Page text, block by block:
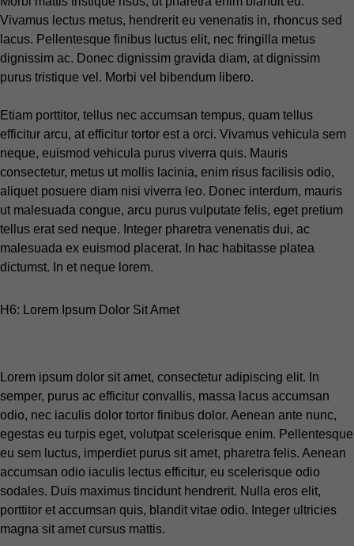
Vivamus lectus metus, hendrerit eu venenatis in, rhoncus sed
lacus. Pellentesque finibus luctus elit, nec fringilla metus
dignissim ac. Donec dignissim gravida diam, at dignissim
purus tristique vel. Morbi vel bibendum libero.
Etiam porttitor, tellus nec accumsan tempus, quam tellus
efficitur arcu, at efficitur tortor est a orci. Vivamus vehicula sem
neque, euismod vehicula purus viverra quis. Mauris
consectetur, metus ut mollis lacinia, enim risus facilisis odio,
aliquet posuere diam nisi viverra leo. Donec interdum, mauris
ut malesuada congue, arcu purus vulputate felis, eget pretium
tellus erat sed neque. Integer pharetra venenatis dui, ac
malesuada ex euismod placerat. In hac habitasse platea
dictumst. In et neque lorem.
H6: Lorem Ipsum Dolor Sit Amet
Lorem ipsum dolor sit amet, consectetur adipiscing elit. In
semper, purus ac efficitur convallis, massa lacus accumsan
odio, nec iaculis dolor tortor finibus dolor. Aenean ante nunc,
egestas eu turpis eget, volutpat scelerisque enim. Pellentesque
eu sem luctus, imperdiet purus sit amet, pharetra felis. Aenean
accumsan odio iaculis lectus efficitur, eu scelerisque odio
sodales. Duis maximus tincidunt hendrerit. Nulla eros elit,
porttitor et accumsan quis, blandit vitae odio. Integer ultricies
magna sit amet cursus mattis.